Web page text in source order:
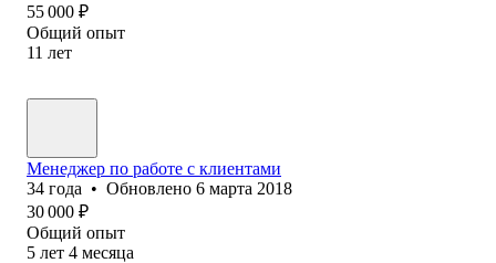
55 000 ₽
Общий опыт
11 лет
Менеджер по работе с клиентами
34 года • Обновлено 6 марта 2018
30 000 ₽
Общий опыт
5 лет 4 месяца